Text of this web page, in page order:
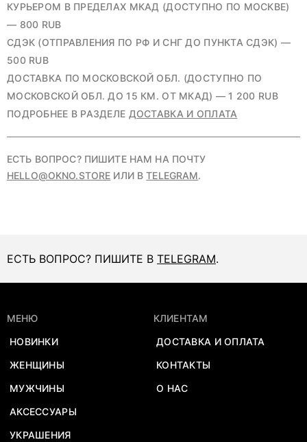
КУРЬЕРОМ В ПРЕДЕЛАХ МКАД (ДОСТУПНО ПО МОСКВЕ)
— 800 RUB
СДЭК (ОТПРАВЛЕНИЯ ПО РФ И СНГ ДО ПУНКТА СДЭК) —
500 RUB
ДОСТАВКА ПО МОСКОВСКОЙ ОБЛ. (ДОСТУПНО ПО
МОСКОВСКОЙ ОБЛ. ДО 15 КМ. ОТ МКАД) — 1 200 RUB
ПОДРОБНЕЕ В РАЗДЕЛЕ ДОСТАВКА И ОПЛАТА
ЕСТЬ ВОПРОС? ПИШИТЕ НАМ НА ПОЧТУ
HELLO@OKNO.STORE ИЛИ ВTELEGRAM.
ЕСТЬ ВОПРОС? ПИШИТЕ В TELEGRAM.
МЕНЮ
НОВИНКИ
ЖЕНЩИНЫ
МУЖЧИНЫ
АКСЕССУАРЫ
УКРАШЕНИЯ
КЛИЕНТАМ
ДОСТАВКА И ОПЛАТА
КОНТАКТЫ
О НАС